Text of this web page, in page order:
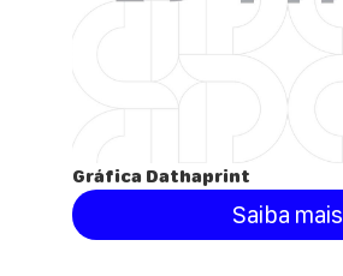
Gráfica Dathaprint
Saiba mais